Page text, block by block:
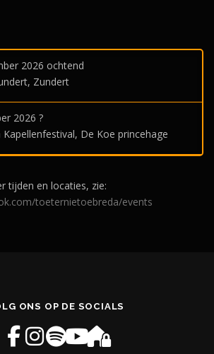
2026 ochtend
Zundert
2026 ?
Kapellenfestival, De Koe princehage
tijden en locaties, zie:
toeternietoebreda/events
ONS OP DE SOCIALS